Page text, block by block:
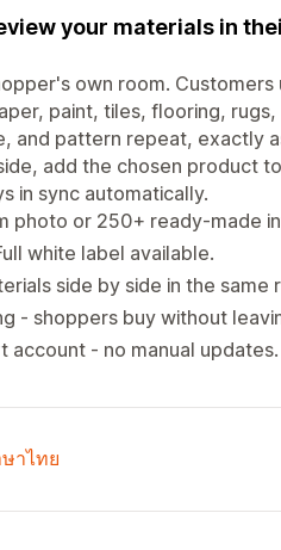
your materials in
own room.
paint, tiles, flooring,
and pattern repeat, exactly
add the chosen product
in sync automatically.
photo or 250+ ready-made
white label available.
side by side in the same
- shoppers buy without
account - no manual updates.
าไทย